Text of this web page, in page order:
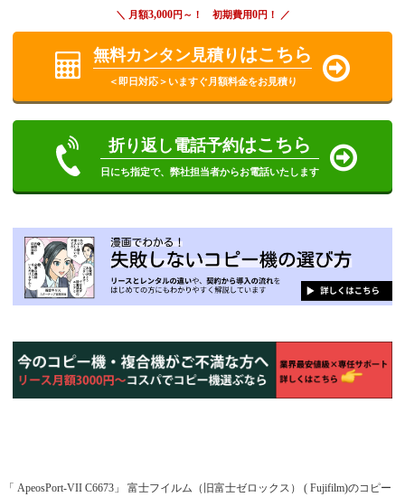
＼ 月額3,000円～！ 初期費用0円！ ／
無料カンタン見積り はこちら
＜即日対応＞いますぐ月額料金をお見積り
折り返し電話予約はこちら
日にち指定で、弊社担当者からお電話いたします
「 ApeosPort-VII C6673」 富士フイルム（旧富士ゼロックス） ( Fujifilm)のコピー